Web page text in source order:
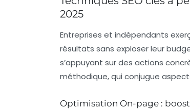
2025
Entreprises et indépendants
résultats sans exploser leur
s’appuyant sur des actions
méthodique, qui conjugue
Optimisation On-page :